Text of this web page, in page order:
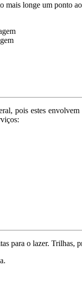
mais longe um ponto
pois estes
o lazer. Trilhas,